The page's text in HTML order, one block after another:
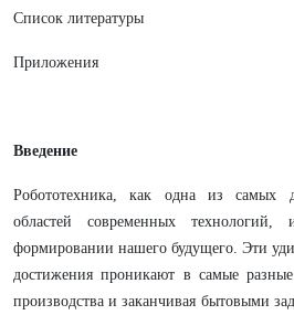
Список литературы
Приложения
Введение
Робототехника, как одна из самых
областей современных
формировании нашего будущего. Эти
достижения проникают в самые
производства и заканчивая бытовыми